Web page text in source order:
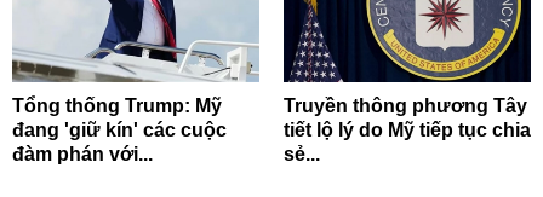
Tổng thống Trump: Mỹ
đang 'giữ kín' các cuộc
đàm phán với...
Truyền thông phương Tây
tiết lộ lý do Mỹ tiếp tục chia
sẻ...